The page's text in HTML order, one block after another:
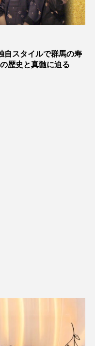
自スタイルで群馬の寿
歴史と真髄に迫る